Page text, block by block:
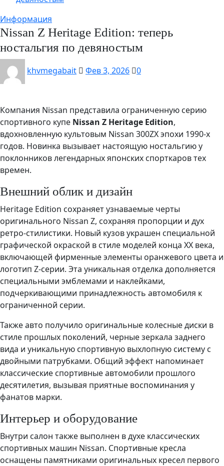
Информация
Nissan Z Heritage Edition: теперь
ностальгия по девяностым
khvmegabait Фев 3, 2026 0
Компания Nissan представила ограниченную серию
спортивного купе Nissan Z Heritage Edition,
вдохновленную культовым Nissan 300ZX эпохи 1990-х
годов. Новинка вызывает настоящую ностальгию у
поклонников легендарных японских спорткаров тех
времен.
Внешний облик и дизайн
Heritage Edition сохраняет узнаваемые черты
оригинального Nissan Z, сохраняя пропорции и дух
ретро-стилистики. Новый кузов украшен специальной
графической окраской в стиле моделей конца XX века,
включающей фирменные элементы оранжевого цвета и
логотип Z-серии. Эта уникальная отделка дополняется
специальными эмблемами и наклейками,
подчеркивающими принадлежность автомобиля к
ограниченной серии.
Также авто получило оригинальные колесные диски в
стиле прошлых поколений, черные зеркала заднего
вида и уникальную спортивную выхлопную систему с
двойными патрубками. Общий эффект напоминает
классические спортивные автомобили прошлого
десятилетия, вызывая приятные воспоминания у
фанатов марки.
Интерьер и оборудование
Внутри салон также выполнен в духе классических
спортивных машин Nissan. Спортивные кресла
оснащены памятниками оригинальных кресел первого